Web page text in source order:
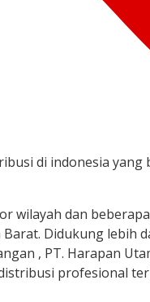
di indonesia yang
wilayah dan
Didukung lebih
, PT. Harapan
profesional